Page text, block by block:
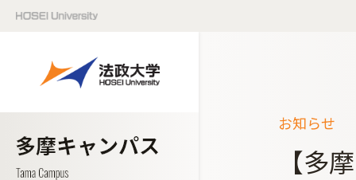
お知らせ
【多